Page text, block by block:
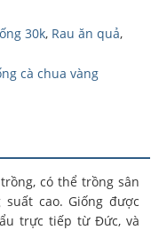
30k, Rau ăn quả,
cà chua vàng
có thể trồng sân
cao. Giống được
trực tiếp từ Đức, và